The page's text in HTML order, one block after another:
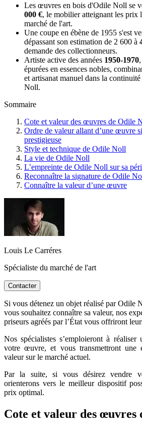
Les œuvres en bois d'Odile Noll se
000 €, le mobilier atteignant les prix
marché de l'art.
Une coupe en ébène de 1955 s'est
dépassant son estimation de 2 600 à
demande des collectionneurs.
Artiste active des années 1950-1970
épurées en essences nobles,
et artisanat manuel dans la
Noll.
Sommaire
Cote et valeur des œuvres de Odile
Ordre de valeur allant d’une œuvre
prestigieuse
Style et technique de Odile Noll
La vie de Odile Noll
L’empreinte de Odile Noll sur sa
Reconnaître la signature de Odile
Connaître la valeur d’une œuvre
Louis Le Carréres
Spécialiste du marché de l'art
Contacter
Si vous détenez un objet réalisé par Odile
vous souhaitez connaître sa valeur, nos
priseurs agréés par l’État vous offriront
Nos spécialistes s’emploieront à réaliser
votre œuvre, et vous transmettront une
valeur sur le marché actuel.
Par la suite, si vous désirez vendre
orienterons vers le meilleur dispositif
prix optimal.
Cote et valeur des œuvres